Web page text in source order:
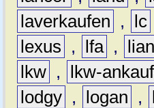
laverkaufen
, lc
lexus
, lfa ,
lkw , lkw-
lodgy , logan ,